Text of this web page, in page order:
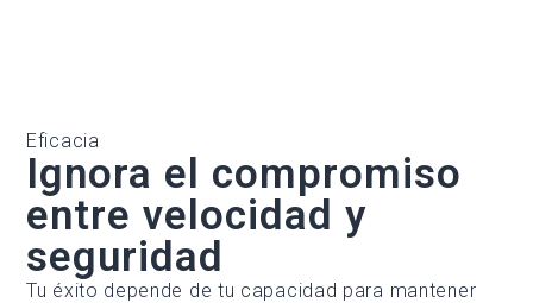
Eficacia
Ignora el compromiso
entre velocidad y
seguridad
Tu éxito depende de tu capacidad para mantener